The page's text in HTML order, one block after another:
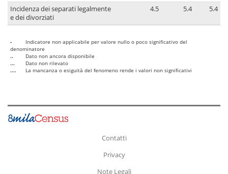
Incidenza dei separati legalmente
e dei divorziati
4.5 5.4 5.4
-
Indicatore non applicabile per valore nullo o poco significativo del
denominatore
..
Dato non ancora disponibile
...
Dato non rilevato
....
La mancanza o esiguità del fenomeno rende i valori non significativi
Contatti
Privacy
Note Legali